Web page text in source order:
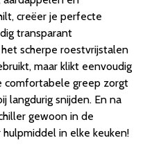
creëer je perfecte
transparant
scherpe roestvrijstalen
maar klikt eenvoudig
comfortabele greep zorgt
langdurig snijden. En na
gewoon in de
in elke keuken!